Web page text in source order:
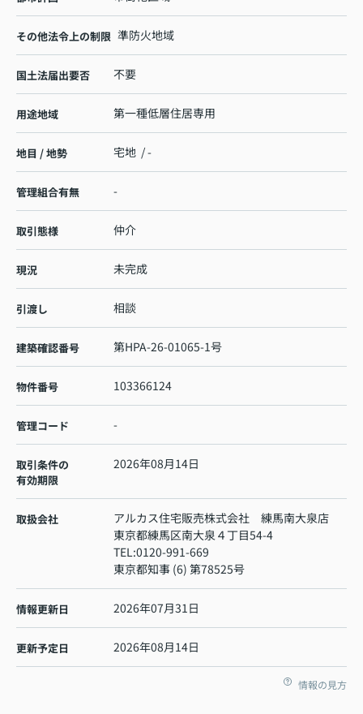
その他法令上の制限 準防火地域
国土法届出要否 不要
用途地域 第一種低層住居専用
地目 / 地勢 宅地 / -
管理組合有無 -
取引態様 仲介
現況 未完成
引渡し 相談
建築確認番号 第HPA-26-01065-1号
物件番号 103366124
管理コード -
取引条件の
有効期限
2026年08月14日
取扱会社
アルカス住宅販売株式会社 練馬南大泉店
東京都練馬区南大泉４丁目54-4
TEL:0120-991-669
東京都知事 (6) 第78525号
情報更新日 2026年07月31日
更新予定日 2026年08月14日
情報の見方